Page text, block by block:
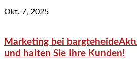
Okt. 7, 2025
Marketing bei
und halten Sie Ihre Kunden!